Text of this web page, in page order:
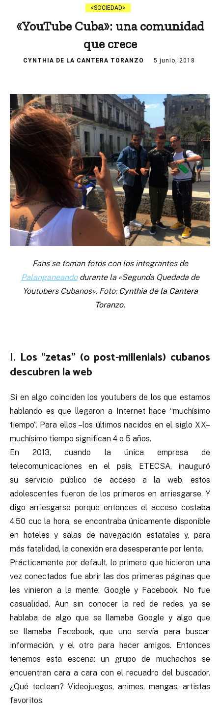
SOCIEDAD
«YouTube Cuba»: una comunidad
que crece
CYNTHIA DE LA CANTERA TORANZO 5 junio, 2018
Fans se toman fotos con los integrantes de
Palanganeandodurante la «Segunda Quedada de
Youtubers Cubanos». Foto: Cynthia de la Cantera
Toranzo.
I. Los “zetas” (o post-millenials) cubanos
descubren la web
Si en algo coinciden los youtubers de los que estamos
hablando es que llegaron a Internet hace “muchísimo
tiempo”. Para ellos –los últimos nacidos en el siglo XX–
muchísimo tiempo significan 4 o 5 años.
En 2013, cuando la única empresa de
telecomunicaciones en el país, ETECSA, inauguró
su servicio público de acceso a la web, estos
adolescentes fueron de los primeros en arriesgarse. Y
digo arriesgarse porque entonces el acceso costaba
4.50 cuc la hora, se encontraba únicamente disponible
en hoteles y salas de navegación estatales y, para
más fatalidad, la conexión era desesperante por lenta.
Prácticamente por default, lo primero que hicieron una
vez conectados fue abrir las dos primeras páginas que
les vinieron a la mente: Google y Facebook. No fue
casualidad. Aun sin conocer la red de redes, ya se
hablaba de algo que se llamaba Google y algo que
se llamaba Facebook, que uno servía para buscar
información, y el otro para hacer amigos. Entonces
tenemos esta escena: un grupo de muchachos se
encuentran cara a cara con el recuadro del buscador.
¿Qué teclean? Videojuegos, animes, mangas, artistas
favoritos.